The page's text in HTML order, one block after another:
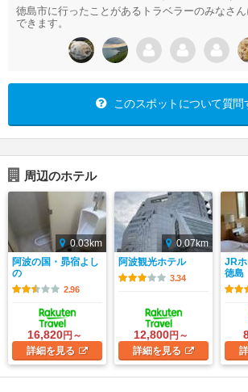
徳島市に行ったことがあるトラベラーのみなさ
できます。
このスポットについて質問
周辺のホテル
0.03km
阿波の国・昴宿よし
の
2.96
16,820円～
詳細を見る
0.07km
阿波観光ホテル
3.34
12,800円～
詳細を見る
JRホ
徳島